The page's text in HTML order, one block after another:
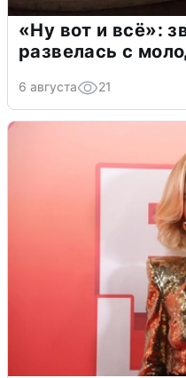
«Ну вот и всё»:
развелась с
6 августа 21